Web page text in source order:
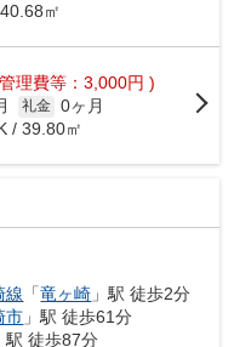
㎡
理費等：3,000円 )
礼金 0ヶ月
/ 39.80㎡
線 「竜ヶ崎 」駅 徒歩2分
市 」駅 徒歩61分
駅 徒歩87分